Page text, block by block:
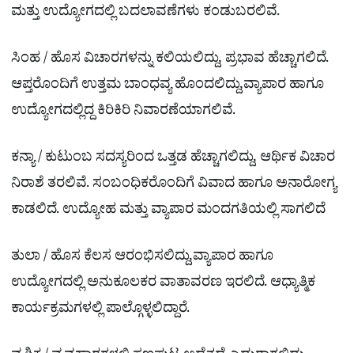
ಮತ್ತು ಉದ್ಯೋಗದಲ್ಲಿ ಬದಲಾವಣೆಗಳು ಕಂಡುಬರಲಿವೆ.
ಸಿಂಹ / ಹೊಸ ವಿಚಾರಗಳನ್ನು ಕಲಿಯಲಿದ್ದು, ಪ್ರಭಾವ ಹೆಚ್ಚಾಗಲಿದೆ.
ಆಪ್ತರೊಂದಿಗೆ ಉತ್ತಮ ಬಾಂಧವ್ಯ ಹೊಂದಲಿದ್ದು,ವ್ಯಾಪಾರ ಹಾಗೂ
ಉದ್ಯೋಗದಲ್ಲಿದ್ದ ಕಿರಿಕಿರಿ ನಿವಾರಣೆಯಾಗಲಿವೆ.
ಕನ್ಯಾ / ಕುಟುಂಬ ಸದಸ್ಯರಿಂದ ಒತ್ತಡ ಹೆಚ್ಚಾಗಲಿದ್ದು, ಆರ್ಥಿಕ ವಿಚಾರ
ನಿರಾಶೆ ತರಲಿವೆ. ಸಂಬಂಧಿಕರೊಂದಿಗೆ ವಿವಾದ ಹಾಗೂ ಅನಾರೋಗ್ಯ
ಕಾಡಲಿದೆ. ಉದ್ಯೋಹ ಮತ್ತು ವ್ಯಾಪಾರ ಮಂದಗತಿಯಲ್ಲಿ ಸಾಗಲಿದೆ
ತುಲಾ / ಹೊಸ ಕೆಲಸ ಆರಂಭಿಸಲಿದ್ದು,ವ್ಯಾಪಾರ ಹಾಗೂ
ಉದ್ಯೋಗದಲ್ಲಿ ಅನುಕೂಲಕರ ವಾತಾವರಣ ಇರಲಿದೆ. ಆಧ್ಯಾತ್ಮಿಕ
ಕಾರ್ಯಕ್ರಮಗಳಲ್ಲಿ ಪಾಲ್ಗೊಳ್ಳಲಿದ್ದಾರೆ.